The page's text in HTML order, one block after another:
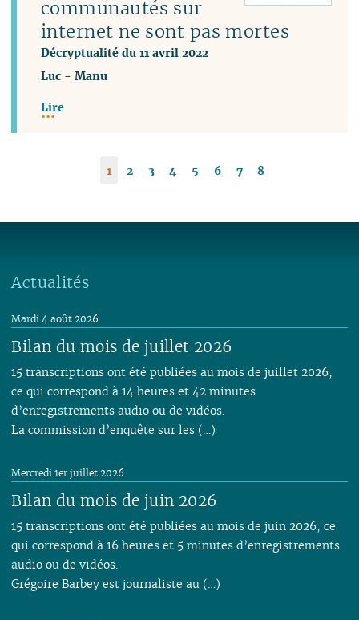
communautés sur
internet ne sont pas mortes
Décryptualité du 11 avril 2022
Luc -Manu
Lire
1 2 3 4 5 6 7 8
Actualités
Bilan du mois de juillet 2026
Mardi 4 août 2026
15 transcriptions ont été publiées au mois de juillet 2026,
ce qui correspond à 14 heures et 42 minutes
d’enregistrements audio ou de vidéos.
La commission d’enquête sur les (…)
Bilan du mois de juin 2026
Mercredi 1er juillet 2026
15 transcriptions ont été publiées au mois de juin 2026, ce
qui correspond à 16 heures et 5 minutes d’enregistrements
audio ou de vidéos.
Grégoire Barbey est journaliste au (…)